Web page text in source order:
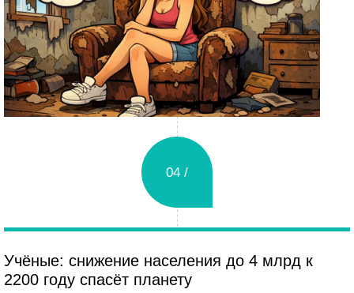
04 /
Учёные: снижение населения до 4 млрд к
2200 году спасёт планету